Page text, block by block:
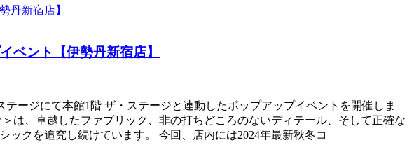
ベント【伊勢丹新宿店】
ージにて本館1階 ザ・ステージと連動したポップアップイベントを開催しま
は、卓越したファブリック、非の打ちどころのないディテール、そして正確な
クを追究し続けています。 今回、店内には2024年最新秋冬コ